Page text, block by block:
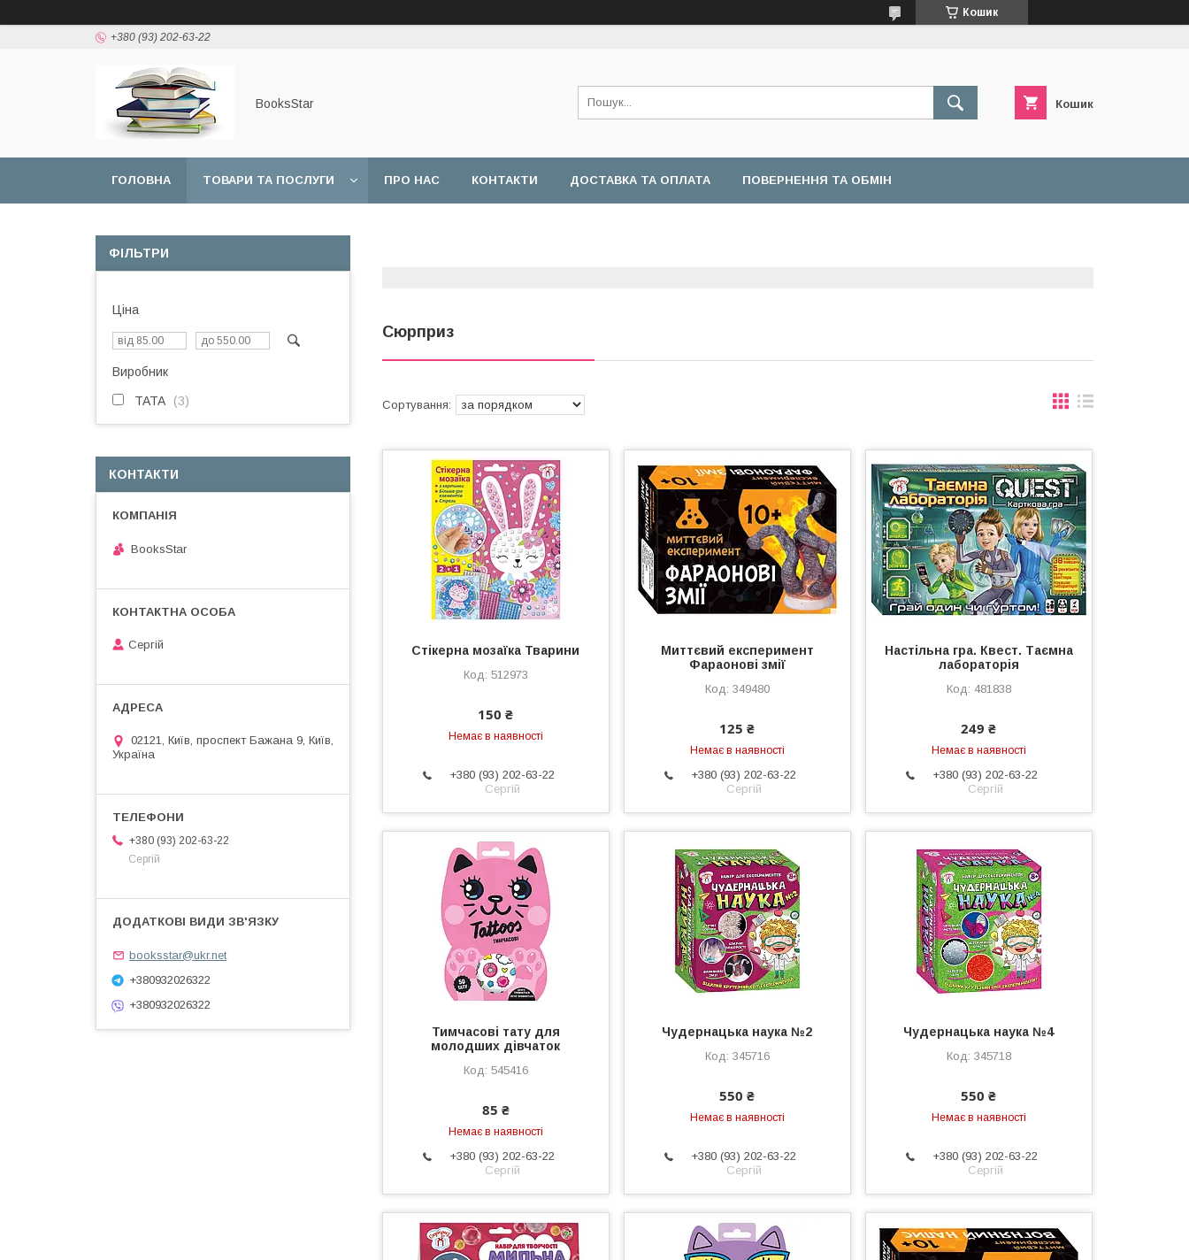
Кошик
+380 (93) 202-63-22
BooksStar Кошик
ГОЛОВНА ТОВАРИ ТА ПОСЛУГИ ПРО НАС КОНТАКТИ ДОСТАВКА ТА ОПЛАТА ПОВЕРНЕННЯ ТА ОБМІН
Сюрприз
Стікерна мозаїка Тварини
512973
150 ₴
Немає в наявності
+380 (93) 202-63-22
Сергій
Миттєвий експеримент
Фараонові змії
349480
125 ₴
Немає в наявності
+380 (93) 202-63-22
Сергій
Настільна гра. Квест. Таємна
лабораторія
481838
249 ₴
Немає в наявності
+380 (93) 202-63-22
Сергій
Тимчасові тату для
молодших дівчаток
545416
85 ₴
Немає в наявності
+380 (93) 202-63-22
Сергій
Чудернацька наука №2
345716
550 ₴
Немає в наявності
+380 (93) 202-63-22
Сергій
Чудернацька наука №4
345718
550 ₴
Немає в наявності
+380 (93) 202-63-22
Сергій
ФІЛЬТРИ
Ціна
Виробник
TATA 3
КОНТАКТИ
BooksStar
Сергій
02121, Київ, проспект Бажана 9, Київ,
Україна
+380 (93) 202-63-22
Сергій
booksstar@ukr.net
+380932026322
+380932026322